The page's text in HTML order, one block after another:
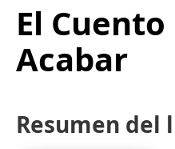
El
Acabar
Resumen del